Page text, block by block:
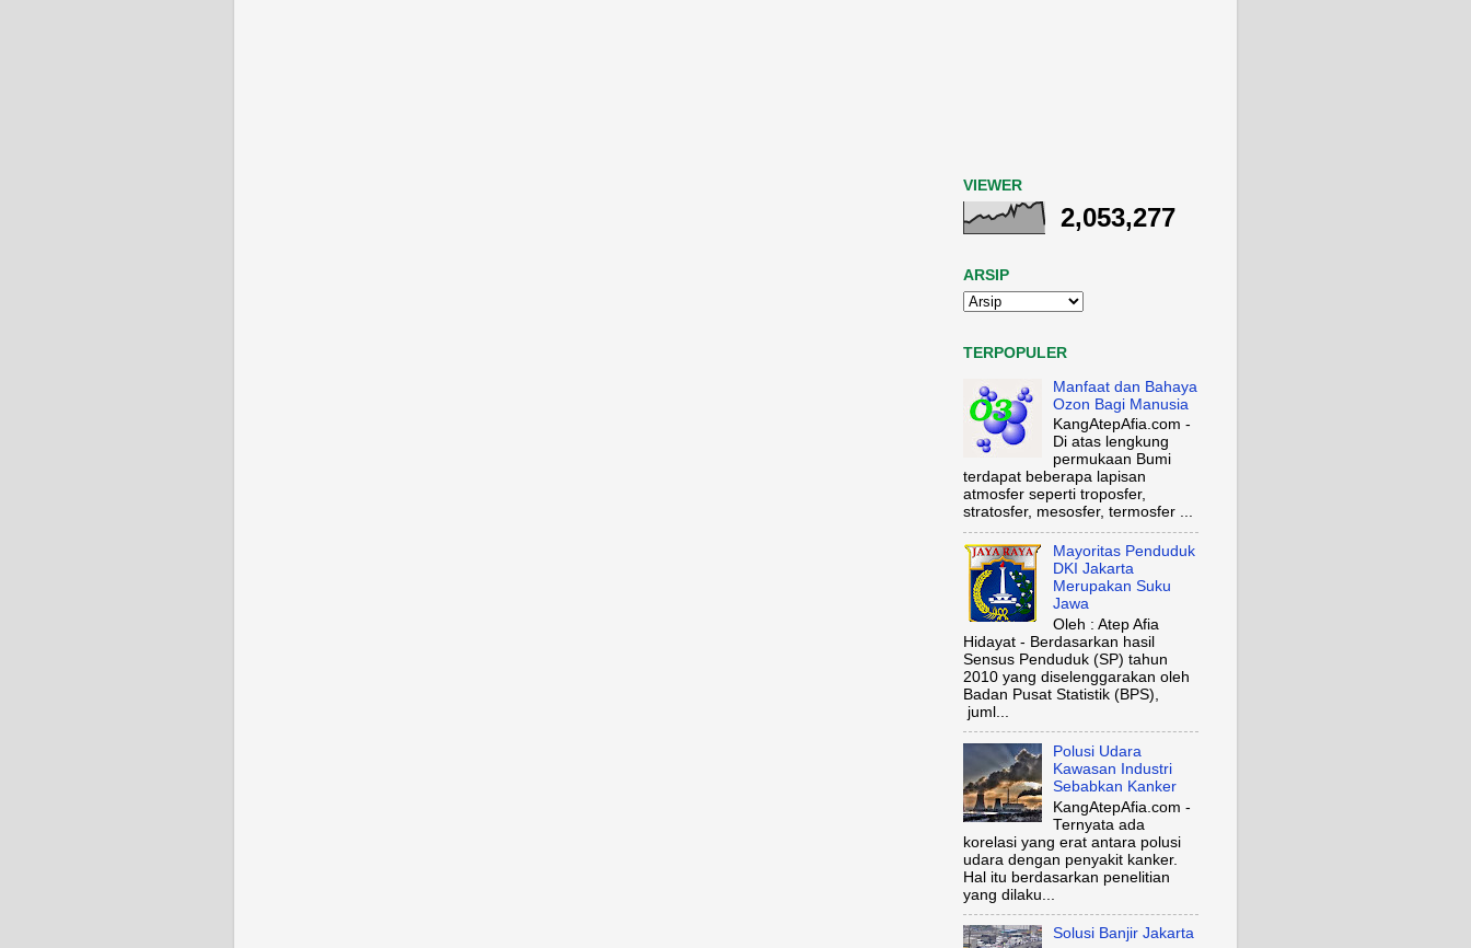
VIEWER
2,053,277
ARSIP
TERPOPULER
Manfaat dan Bahaya
Ozon Bagi Manusia
KangAtepAfia.com -
Di atas lengkung
permukaan Bumi
terdapat beberapa lapisan
atmosfer seperti troposfer,
stratosfer, mesosfer, termosfer ...
Mayoritas Penduduk
DKI Jakarta
Merupakan Suku
Jawa
Oleh : Atep Afia
Hidayat - Berdasarkan hasil
Sensus Penduduk (SP) tahun
2010 yang diselenggarakan oleh
Badan Pusat Statistik (BPS),
juml...
Polusi Udara
Kawasan Industri
Sebabkan Kanker
KangAtepAfia.com -
Ternyata ada
korelasi yang erat antara polusi
udara dengan penyakit kanker.
Hal itu berdasarkan penelitian
yang dilaku...
Solusi Banjir Jakarta